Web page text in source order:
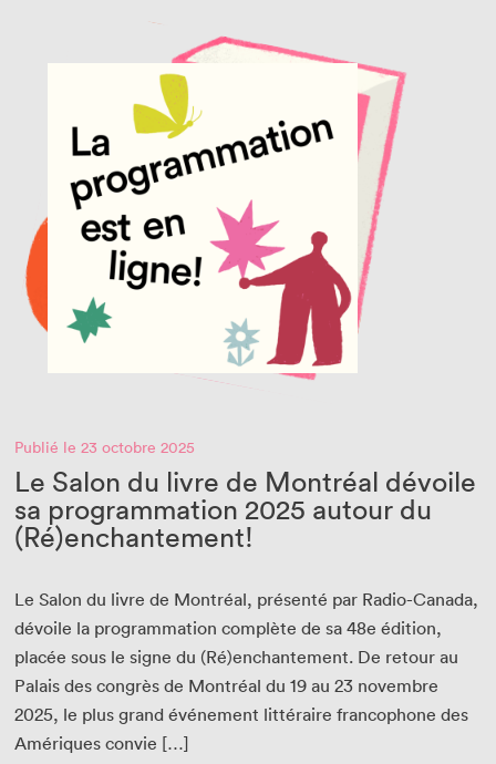
Publié le 23 octobre 2025
Le Salon du livre de Montréal dévoile
sa programmation 2025 autour du
(Ré)enchantement!
Le Salon du livre de Mon­tréal, présen­té par Radio-Cana­da,
dévoile la pro­gram­ma­tion com­plète de sa48e édi­tion,
placée sous le signe du (Ré)enchantement. De retour au
Palais des con­grès de Mon­tréal du19 au23 novem­bre
2025, le plus grand événe­ment lit­téraire fran­coph­o­ne des
Amériques convie […]